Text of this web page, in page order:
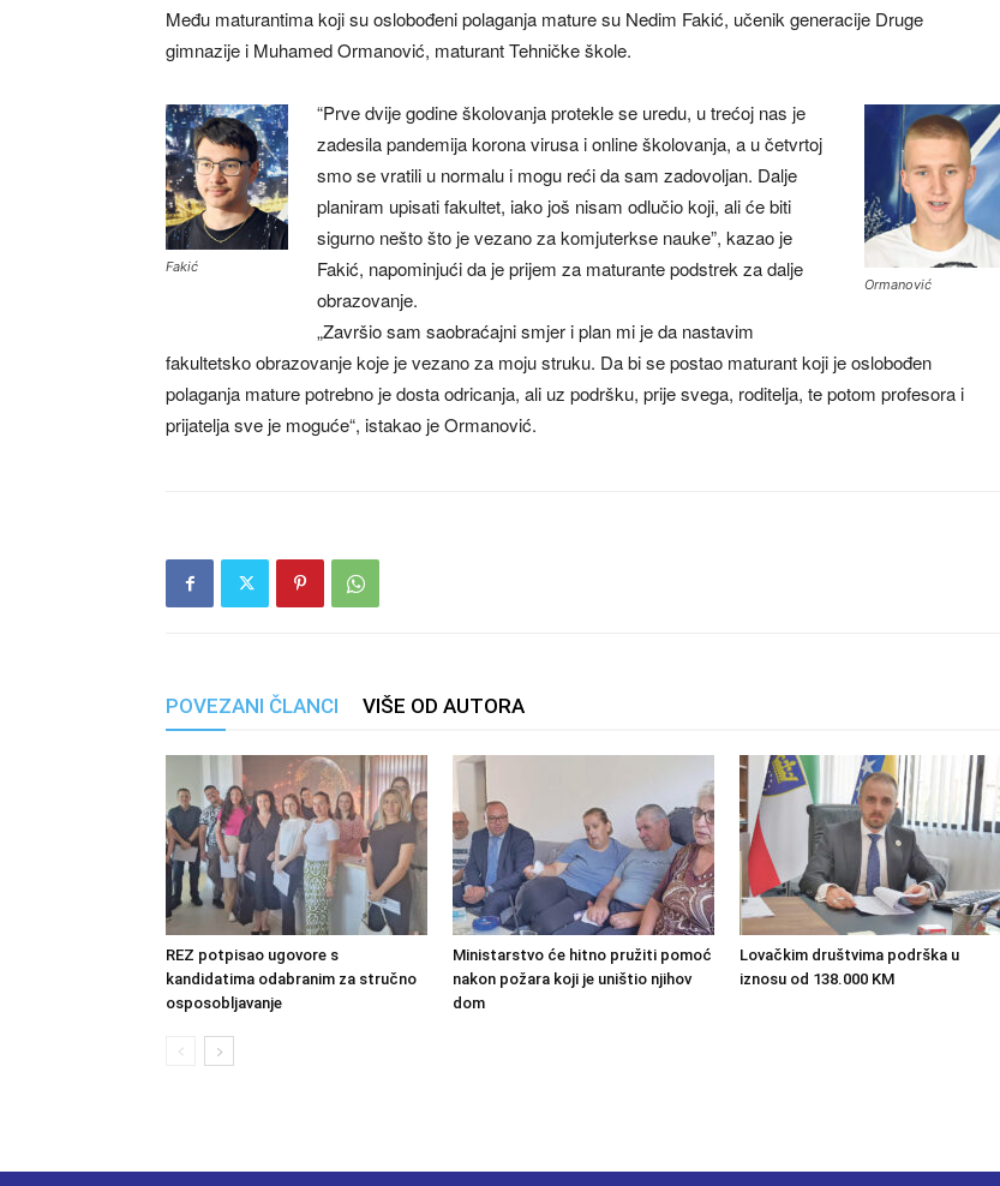
Među maturantima koji su oslobođeni polaganja mature su Nedim Fakić, učenik generacije Druge
gimnazije i Muhamed Ormanović, maturant Tehničke škole.
Fakić
Ormanović
“Prve dvije godine školovanja protekle se uredu, u trećoj nas je
zadesila pandemija korona virusa i online školovanja, a u četvrtoj
smo se vratili u normalu i mogu reći da sam zadovoljan. Dalje
planiram upisati fakultet, iako još nisam odlučio koji, ali će biti
sigurno nešto što je vezano za komjuterkse nauke”, kazao je
Fakić, napominjući da je prijem za maturante podstrek za dalje
obrazovanje.
„Završio sam saobraćajni smjer i plan mi je da nastavim
fakultetsko obrazovanje koje je vezano za moju struku. Da bi se postao maturant koji je oslobođen
polaganja mature potrebno je dosta odricanja, ali uz podršku, prije svega, roditelja, te potom profesora i
prijatelja sve je moguće“, istakao je Ormanović.
POVEZANI ČLANCI VIŠE OD AUTORA
REZ potpisao ugovore s
kandidatima odabranim za stručno
osposobljavanje
Ministarstvo će hitno pružiti pomoć
nakon požara koji je uništio njihov
dom
Lovačkim društvima podrška u
iznosu od 138.000 KM